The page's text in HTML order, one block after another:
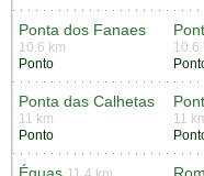
Ponta dos Fanaes
10.6 km
Ponto
10.6
Ponta das Calhetas
11 km
Ponto
11
11.4 km